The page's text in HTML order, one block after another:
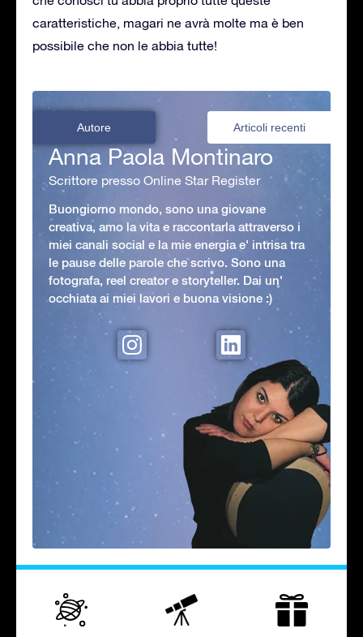
caratteristiche, magari ne avrà molte ma è ben
possibile che non le abbia tutte!
Autore Articoli recenti
Anna Paola Montinaro
Scrittore presso Online Star Register
Buongiorno mondo, sono una giovane
creativa, amo la vita e raccontarla attraverso i
miei canali social e la mie energia e' intrisa tra
le pause delle parole che scrivo. Sono una
fotografa, reel creator e storyteller. Dai un'
occhiata ai miei lavori e buona visione :)